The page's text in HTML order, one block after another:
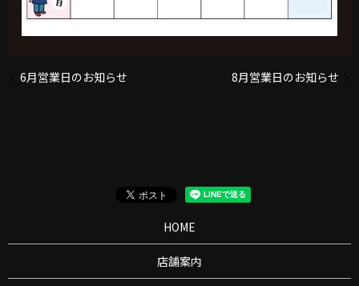
6月営業日のお知らせ 8月営業日のお知らせ
HOME
店舗案内